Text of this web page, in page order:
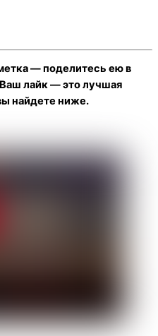
— поделитесь ею в
лайк — это лучшая
найдете ниже.